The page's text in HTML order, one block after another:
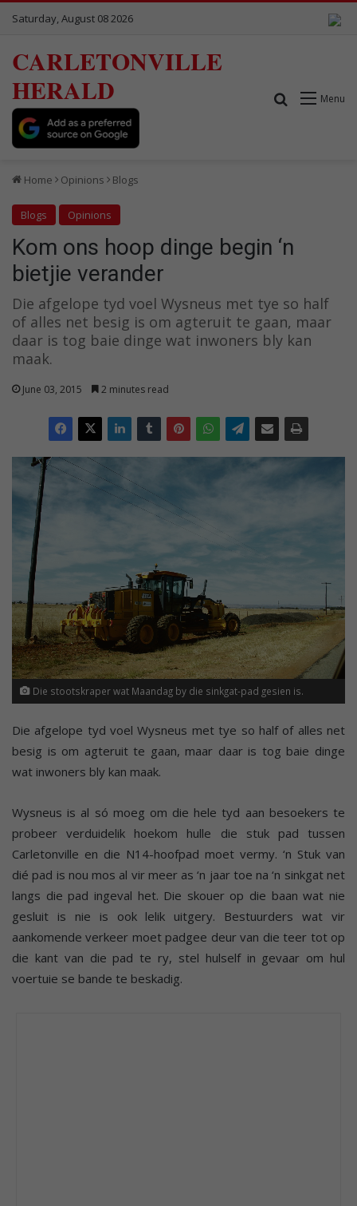
Saturday, August 08 2026
CARLETONVILLE
HERALD
Menu
Search for
Home Opinions Blogs
Blogs Opinions
Kom ons hoop dinge begin ‘n
bietjie verander
Die afgelope tyd voel Wysneus met tye so half
of alles net besig is om agteruit te gaan, maar
daar is tog baie dinge wat inwoners bly kan
maak.
June 03, 2015 2 minutes read
Die stootskraper wat Maandag by die sinkgat-pad gesien is.
Die afgelope tyd voel Wysneus met tye so half of alles net
besig is om agteruit te gaan, maar daar is tog baie dinge
wat inwoners bly kan maak.
Wysneus is al só moeg om die hele tyd aan besoekers te
probeer verduidelik hoekom hulle die stuk pad tussen
Carletonville en die N14-hoofpad moet vermy. ‘n Stuk van
dié pad is nou mos al vir meer as ‘n jaar toe na ‘n sinkgat net
langs die pad ingeval het. Die skouer op die baan wat nie
gesluit is nie is ook lelik uitgery. Bestuurders wat vir
aankomende verkeer moet padgee deur van die teer tot op
die kant van die pad te ry, stel hulself in gevaar om hul
voertuie se bande te beskadig.